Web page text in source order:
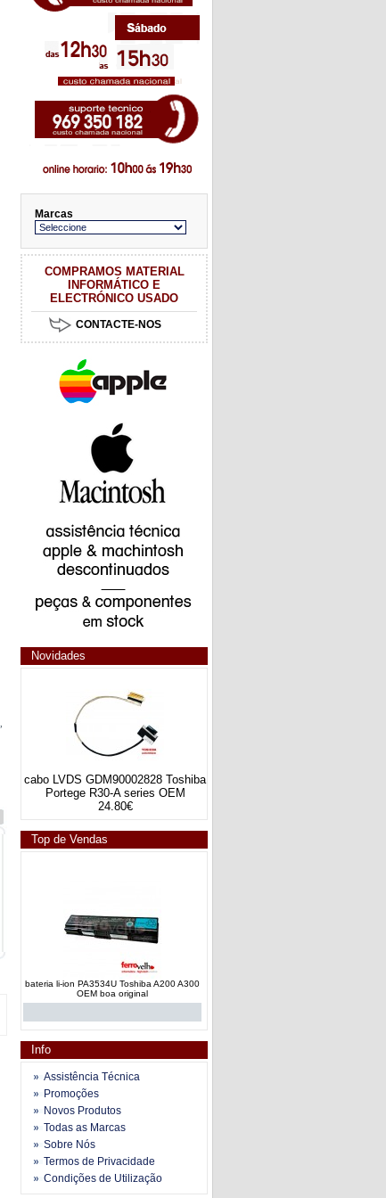
Marcas
COMPRAMOS MATERIAL
INFORMÁTICO E
ELECTRÓNICO USADO
CONTACTE-NOS
Novidades
cabo LVDS GDM90002828 Toshiba
Portege R30-A series OEM
24.80€
Top de Vendas
OEM boa original
bateria li-ion 484171-001 dv4 dv5 dv6 G50
G60 G70 G61 CQ61
Info
Assistência Técnica
Promoções
Novos Produtos
Todas as Marcas
Sobre Nós
Termos de Privacidade
Condições de Utilização